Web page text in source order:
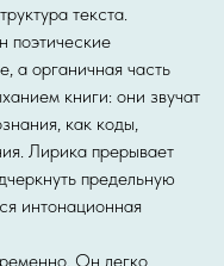
текста.
поэтические
а органичная часть
книги: они звучат
как коды,
Лирика прерывает
предельную
интонационная
Он легко